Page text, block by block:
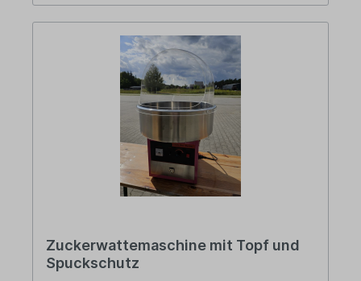
Zuckerwattemaschine mit Topf und
Spuckschutz